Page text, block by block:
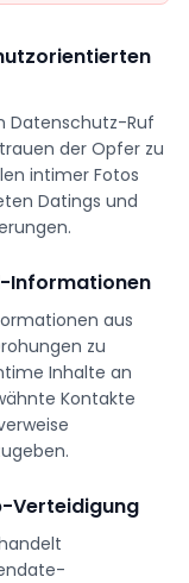
Datenschutz-Ruf
der Opfer zu
intimer Fotos
Datings und
Informationen
aus
zu
Inhalte an
Kontakte
Verteidigung